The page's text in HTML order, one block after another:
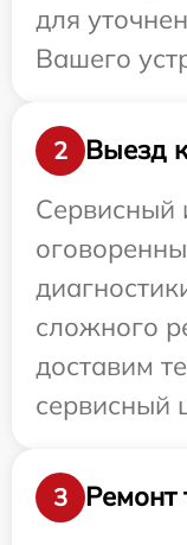
для
Вашего
2
Выезд
Сервисный
сложного
доставим
сервисный
3
Ремонт